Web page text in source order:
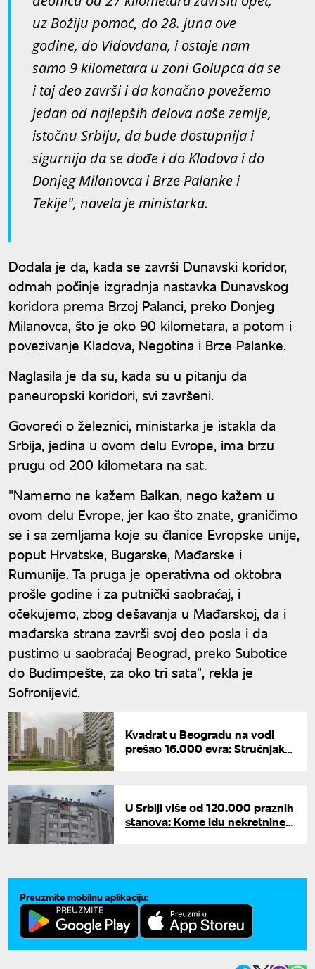
uz Božiju pomoć, do 28. juna ove
godine, do Vidovdana, i ostaje nam
samo 9 kilometara u zoni Golupca da se
i taj deo završi i da konačno povežemo
jedan od najlepših delova naše zemlje,
istočnu Srbiju, da bude dostupnija i
sigurnija da se dođe i do Kladova i do
Donjeg Milanovca i Brze Palanke i
Tekije", navela je ministarka.
Dodala je da, kada se završi Dunavski koridor,
odmah počinje izgradnja nastavka Dunavskog
koridora prema Brzoj Palanci, preko Donjeg
Milanovca, što je oko 90 kilometara, a potom i
povezivanje Kladova, Negotina i Brze Palanke.
Naglasila je da su, kada su u pitanju da
paneuropski koridori, svi završeni.
Govoreći o železnici, ministarka je istakla da
Srbija, jedina u ovom delu Evrope, ima brzu
prugu od 200 kilometara na sat.
"Namerno ne kažem Balkan, nego kažem u
ovom delu Evrope, jer kao što znate, graničimo
se i sa zemljama koje su članice Evropske unije,
poput Hrvatske, Bugarske, Mađarske i
Rumunije. Ta pruga je operativna od oktobra
prošle godine i za putnički saobraćaj, i
očekujemo, zbog dešavanja u Mađarskoj, da i
mađarska strana završi svoj deo posla i da
pustimo u saobraćaj Beograd, preko Subotice
do Budimpešte, za oko tri sata", rekla je
Sofronijević.
Kvadrat u Beogradu na vodi
prešao 16.000 evra: Stručnjak
U Srbiji više od 120.000 praznih
stanova: Kome idu nekretnine
Preuzmite mobilnu aplikaciju: